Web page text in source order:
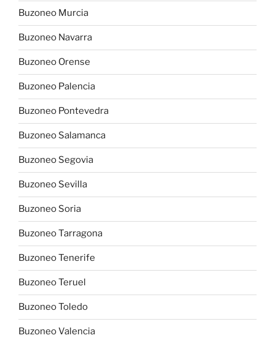
Buzoneo Murcia
Buzoneo Navarra
Buzoneo Orense
Buzoneo Palencia
Buzoneo Pontevedra
Buzoneo Salamanca
Buzoneo Segovia
Buzoneo Sevilla
Buzoneo Soria
Buzoneo Tarragona
Buzoneo Tenerife
Buzoneo Teruel
Buzoneo Toledo
Buzoneo Valencia